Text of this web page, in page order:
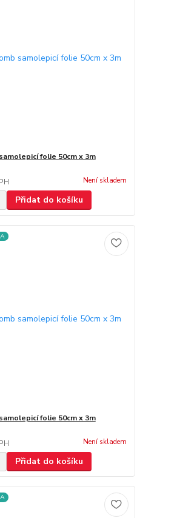
folie 50cm x 3m
Není skladem
Přidat do košíku
folie 50cm x 3m
Není skladem
Přidat do košíku